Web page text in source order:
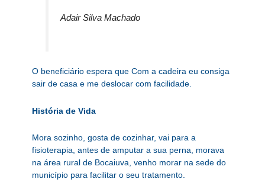
Adair Silva Machado
O beneficiário espera que Com a cadeira eu consiga
sair de casa e me deslocar com facilidade.
História de Vida
Mora sozinho, gosta de cozinhar, vai para a
fisioterapia, antes de amputar a sua perna, morava
na área rural de Bocaiuva, venho morar na sede do
município para facilitar o seu tratamento.